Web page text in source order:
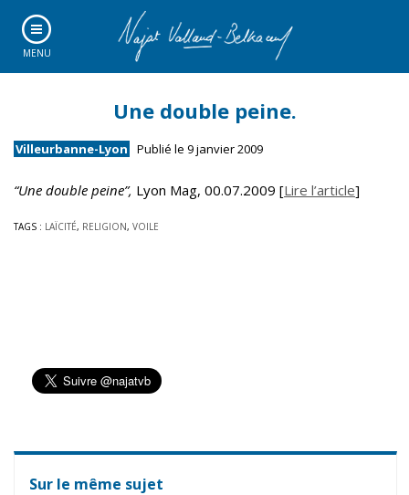
MENU
Une double peine.
Villeurbanne-Lyon Publié le 9 janvier 2009
“Une double peine”, Lyon Mag, 00.07.2009 [Lire l’article]
TAGS : LAÏCITÉ, RELIGION, VOILE
Sur le même sujet